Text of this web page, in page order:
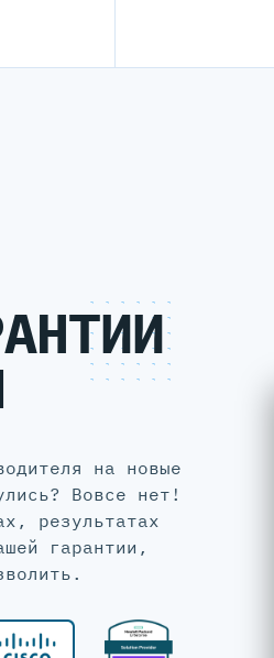
на новые
Вовсе нет!
результатах
гарантии,